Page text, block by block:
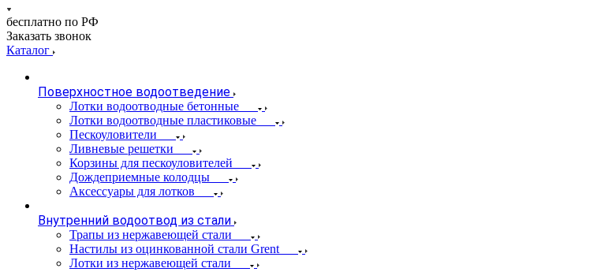
бесплатно по РФ
Заказать звонок
Каталог
Поверхностное водоотведение
Лотки водоотводные бетонные
Лотки водоотводные пластиковые
Пескоуловители
Ливневые решетки
Корзины для пескоуловителей
Дождеприемные колодцы
Аксессуары для лотков
Внутренний водоотвод из стали
Трапы из нержавеющей стали
Настилы из оцинкованной стали Grent
Лотки из нержавеющей стали